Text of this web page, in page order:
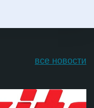
все новости